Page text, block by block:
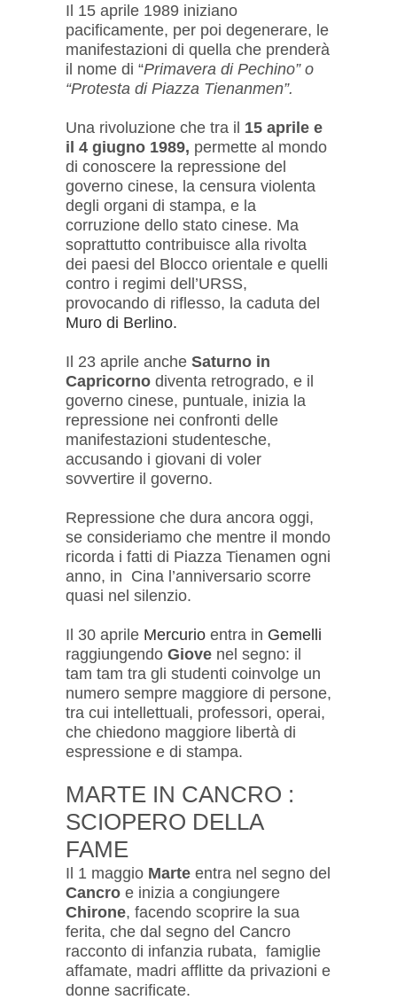
Il 15 aprile 1989 iniziano
pacificamente, per poi degenerare, le
manifestazioni di quella che prenderà
il nome di “Primavera di Pechino” o
“Protesta di Piazza Tienanmen”.
Una rivoluzione che tra il 15 aprile e
il 4 giugno 1989, permette al mondo
di conoscere la repressione del
governo cinese, la censura violenta
degli organi di stampa, e la
corruzione dello stato cinese. Ma
soprattutto contribuisce alla rivolta
dei paesi del Blocco orientale e quelli
contro i regimi dell’URSS,
provocando di riflesso, la caduta del
Muro di Berlino.
Il 23 aprile anche Saturno in
Capricorno diventa retrogrado, e il
governo cinese, puntuale, inizia la
repressione nei confronti delle
manifestazioni studentesche,
accusando i giovani di voler
sovvertire il governo.
Repressione che dura ancora oggi,
se consideriamo che mentre il mondo
ricorda i fatti di Piazza Tienamen ogni
anno, in Cina l’anniversario scorre
quasi nel silenzio.
Il 30 aprile Mercurio entra in Gemelli
raggiungendo Giove nel segno: il
tam tam tra gli studenti coinvolge un
numero sempre maggiore di persone,
tra cui intellettuali, professori, operai,
che chiedono maggiore libertà di
espressione e di stampa.
MARTE IN CANCRO :
SCIOPERO DELLA
FAME
Il 1 maggio Marte entra nel segno del
Cancro e inizia a congiungere
Chirone, facendo scoprire la sua
ferita, che dal segno del Cancro
racconto di infanzia rubata, famiglie
affamate, madri afflitte da privazioni e
donne sacrificate.